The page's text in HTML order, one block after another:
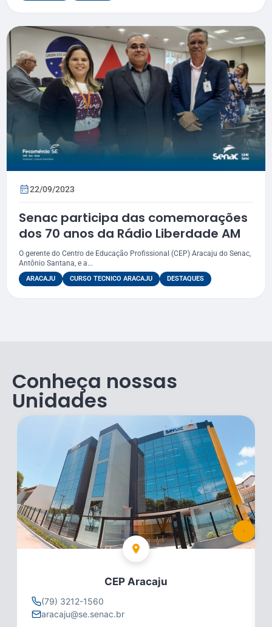
22/09/2023
Senac participa das comemorações
dos 70 anos da Rádio Liberdade AM
O gerente do Centro de Educação Profissional (CEP) Aracaju do Senac,
Antônio Santana, e a...
ARACAJU CURSO TECNICO ARACAJU DESTAQUES
Conheça nossas
Unidades
CEP Aracaju
(79) 3212-1560
aracaju@se.senac.br